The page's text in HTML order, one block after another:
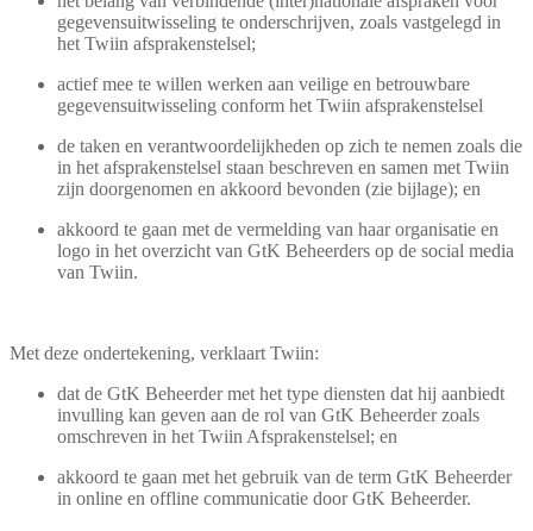
gegevensuitwisseling te onderschrijven, zoals vastgelegd in
het Twiin afsprakenstelsel;
actief mee te willen werken aan veilige en betrouwbare
gegevensuitwisseling conform het Twiin afsprakenstelsel
de taken en verantwoordelijkheden op zich te nemen zoals die
in het afsprakenstelsel staan beschreven en samen met Twiin
zijn doorgenomen en akkoord bevonden (zie bijlage); en
akkoord te gaan met de vermelding van haar organisatie en
logo in het overzicht van GtK Beheerders op de social media
van Twiin.
Met deze ondertekening, verklaart Twiin:
dat de GtK Beheerder met het type diensten dat hij aanbiedt
invulling kan geven aan de rol van GtK Beheerder zoals
omschreven in het Twiin Afsprakenstelsel; en
akkoord te gaan met het gebruik van de term GtK Beheerder
in online en offline communicatie door GtK Beheerder.